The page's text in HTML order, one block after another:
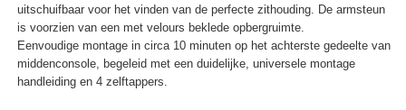
uitschuifbaar voor het vinden van de perfecte zithouding. De armsteun
is voorzien van een met velours beklede opbergruimte.
Eenvoudige montage in circa 10 minuten op het achterste gedeelte van
middenconsole, begeleid met een duidelijke, universele montage
handleiding en 4 zelftappers.